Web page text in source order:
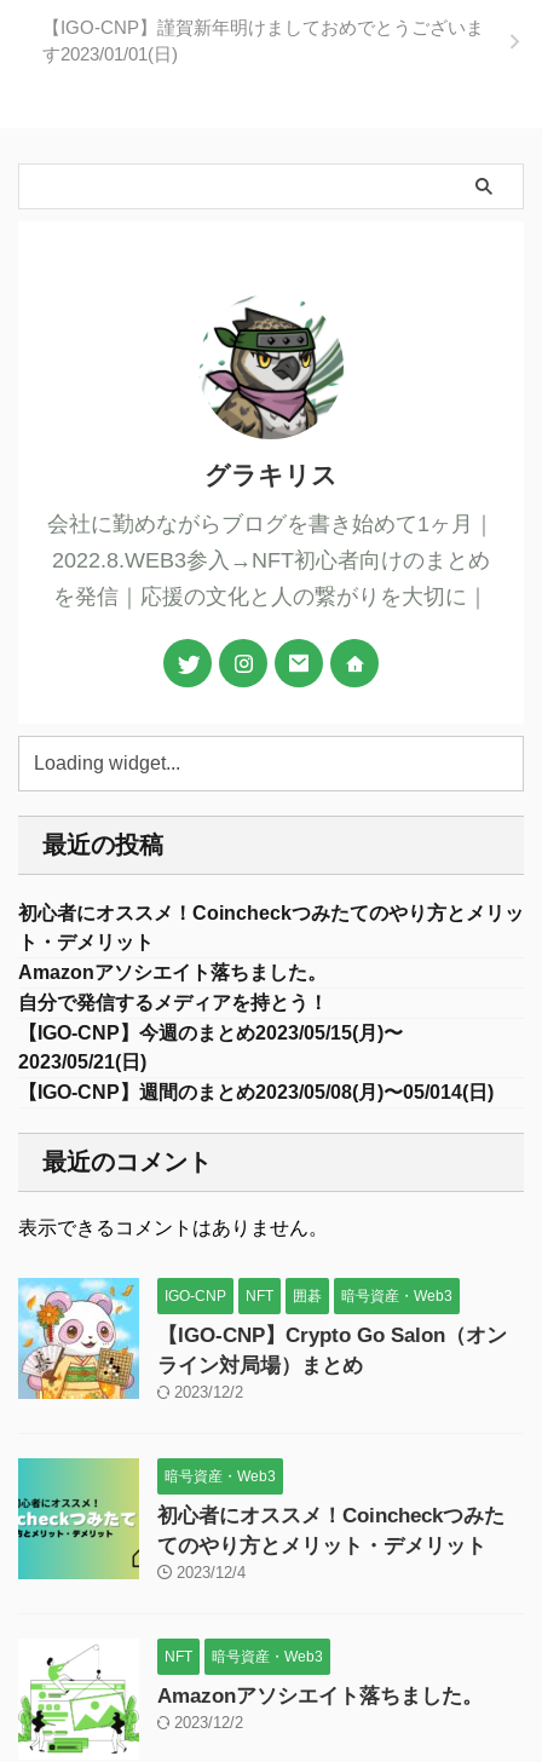
【IGO-CNP】謹賀新年明けましておめでとうございま
す2023/01/01(日)
グラキリス
会社に勤めながらブログを書き始めて1ヶ月｜
2022.8.WEB3参入→NFT初心者向けのまとめ
を発信｜応援の文化と人の繋がりを大切に｜
最近の投稿
初心者にオススメ！Coincheckつみたてのやり方とメリッ
ト・デメリット
Amazonアソシエイト落ちました。
自分で発信するメディアを持とう！
【IGO-CNP】今週のまとめ2023/05/15(月)〜
2023/05/21(日)
【IGO-CNP】週間のまとめ2023/05/08(月)〜05/014(日)
最近のコメント
表示できるコメントはありません。
IGO-CNP NFT 囲碁 暗号資産・Web3
【IGO-CNP】Crypto Go Salon（オン
ライン対局場）まとめ
2023/12/2
暗号資産・Web3
初心者にオススメ！Coincheckつみた
てのやり方とメリット・デメリット
2023/12/4
NFT 暗号資産・Web3
Amazonアソシエイト落ちました。
2023/12/2